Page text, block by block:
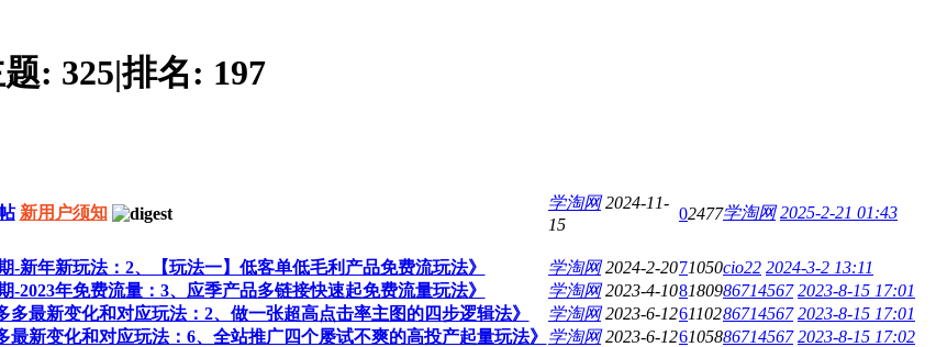
: 325|排名: 197
新用户须知
学淘网 2024-11-
15
02477学淘网 2025-2-21 01:43
-新年新玩法：2、【玩法一】低客单低毛利产品免费流玩法》 学淘网 2024-2-2071050cio22 2024-3-2 13:11
-2023年免费流量：3、应季产品多链接快速起免费流量玩法》
学淘网 2023-4-108180986714567 2023-8-15 17:01
多最新变化和对应玩法：2、做一张超高点击率主图的四步逻辑法》
学淘网 2023-6-126110286714567 2023-8-15 17:01
最新变化和对应玩法：6、全站推广四个屡试不爽的高投产起量玩法》 学淘网 2023-6-126105886714567 2023-8-15 17:02